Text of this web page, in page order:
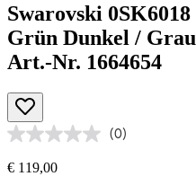
Swarovski 0SK6018
Grün Dunkel / Grau
Art.-Nr. 1664654
(0)
€ 119,00